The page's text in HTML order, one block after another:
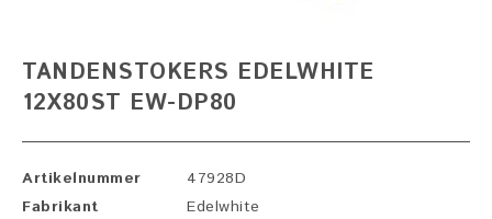
TANDENSTOKERS EDELWHITE
12X80ST EW-DP80
Artikelnummer
47928D
Fabrikant
Edelwhite